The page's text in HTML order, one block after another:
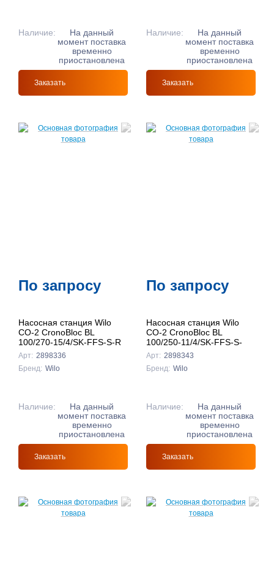
Наличие:
На данный
момент поставка
временно
приостановлена
Заказать
Наличие:
На данный
момент поставка
временно
приостановлена
Заказать
По запросу
Насосная станция Wilo
CO-2 CronoBloc BL
100/270-15/4/SK-FFS-S-R
Арт: 2898336
Бренд: Wilo
Наличие:
На данный
момент поставка
временно
приостановлена
Заказать
По запросу
Насосная станция Wilo
CO-2 CronoBloc BL
100/250-11/4/SK-FFS-S-
Арт: 2898343
Бренд: Wilo
Наличие:
На данный
момент поставка
временно
приостановлена
Заказать